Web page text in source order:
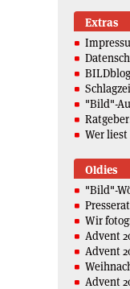
Extras
"Bild"-
Wer
Oldies
"Bild"-
Wir
Advent
Advent
Advent